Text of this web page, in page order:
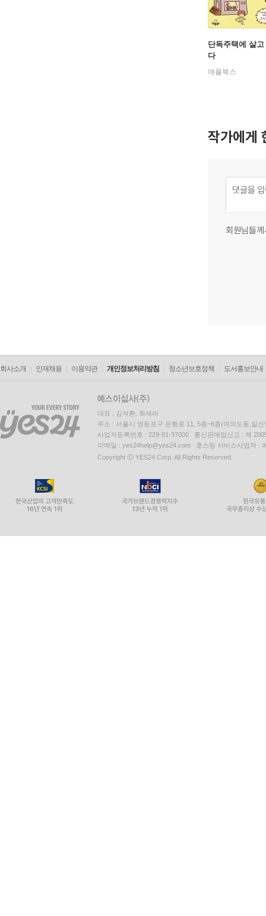
단독주택에 살
다
애플북스
작가에게
회원님들
회사소개 인재채용 이용약관 개인정보처리방침 청소년보호정책 도서홍보안내
대표 : 김석환, 최세라
주소 : 서울시 영등포구 은행로 11, 5층~6층(여의도동,일신
사업자등록번호 : 229-81-37000 통신판매업신고 : 제
이메일 : yes24help@yes24.com 호스팅 서비스사업자 :
Copyright ⓒ YES24 Corp. All Rights Reserved.